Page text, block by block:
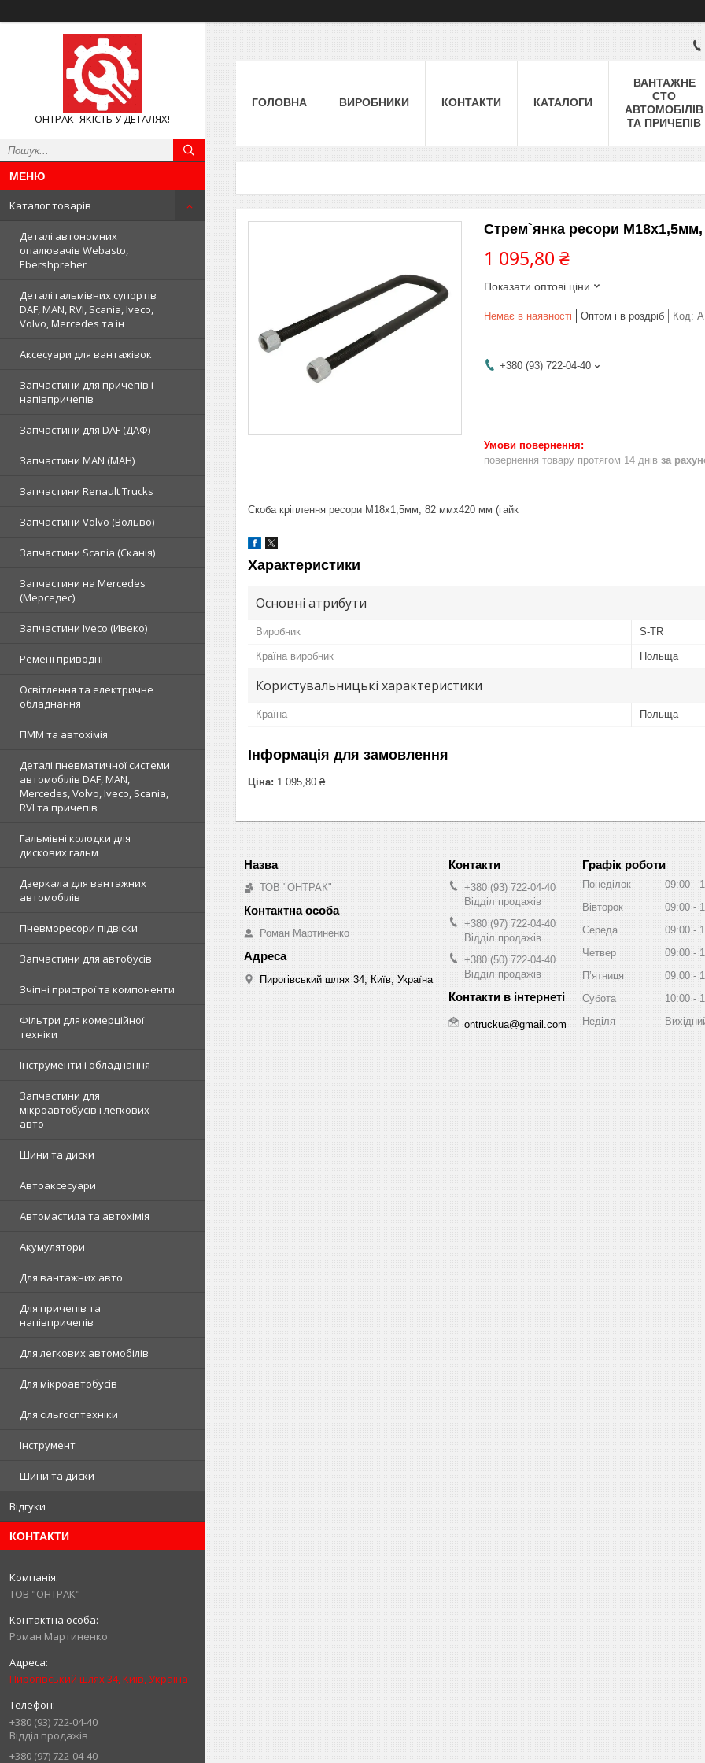
ОНТРАК- ЯКІСТЬ У ДЕТАЛЯХ!
Каталог товарів
Деталі автономних
опалювачів Webasto,
Ebershpreher
Деталі гальмівних супортів
DAF, MAN, RVI, Scania, Iveco,
Volvo, Mercedes та ін
Аксесуари для вантажівок
Запчастини для причепів і
напівпричепів
Запчастини для DAF (ДАФ)
Запчастини MAN (МАН)
Запчастини Renault Trucks
Запчастини Volvo (Вольво)
Запчастини Scania (Сканія)
Запчастини на Mercedes
(Мерседес)
Запчастини Iveco (Ивеко)
Ремені приводні
Освітлення та електричне
обладнання
ПММ та автохімія
Деталі пневматичної системи
автомобілів DAF, MAN,
Mercedes, Volvo, Iveco, Scania,
RVI та причепів
Гальмівні колодки для
дискових гальм
Дзеркала для вантажних
автомобілів
Пневморесори підвіски
Запчастини для автобусів
Зчіпні пристрої та компоненти
Фільтри для комерційної
техніки
Інструменти і обладнання
Запчастини для
мікроавтобусів і легкових
авто
Шини та диски
Автоаксесуари
Автомастила та автохімія
Акумулятори
Для вантажних авто
Для причепів та
напівпричепів
Для легкових автомобілів
Для мікроавтобусів
Для сільгосптехніки
Інструмент
Шини та диски
Відгуки
КОНТАКТИ
ТОВ "ОНТРАК"
Роман Мартиненко
Пирогівський шлях 34, Київ, Україна
+380 (93) 722-04-40
Відділ продажів
+380 (97) 722-04-40
ГОЛОВНА ВИРОБНИКИ КОНТАКТИ КАТАЛОГИ
ВАНТАЖНЕ
СТО
АВТОМОБІЛІВ
ТА ПРИЧЕПІВ
Стрем`янка ресори
1 095,80 ₴
Показати оптові ціни
Немає в наявності Оптом і в роздріб Код:
+380 (93) 722-04-40
повернення товару протягом 14 днів за
Скоба кріплення ресори M18x1,5мм; 82 ммx420 мм (гайк
Характеристики
Основні атрибути
Виробник S-TR
Країна виробник Польща
Користувальницькі характеристики
Країна Польща
Інформація для замовлення
Ціна: 1 095,80 ₴
ТОВ "ОНТРАК"
Роман Мартиненко
Пирогівський шлях 34, Київ, Україна
+380 (93) 722-04-40
Відділ продажів
+380 (97) 722-04-40
Відділ продажів
+380 (50) 722-04-40
Відділ продажів
ontruckua@gmail.com
Графік роботи
Понеділок 09:00
Вівторок
09:00
Середа
09:00
Четвер
09:00
Пʼятниця
09:00
Субота
10:00
Неділя